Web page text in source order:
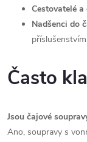
v
ý
p
Cestovatelé
Nadšenci do
Často
Jsou čajové
Ano, soupravy s